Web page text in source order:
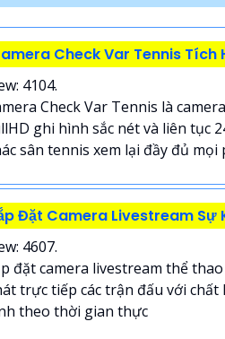
Check Var Tennis Tích
4104.
Check Var Tennis là
ghi hình sắc nét và liên tục
sân tennis xem lại đầy đủ
Đặt Camera Livestream Sự
4607.
đặt camera livestream thể
trực tiếp các trận đấu với
theo thời gian thực